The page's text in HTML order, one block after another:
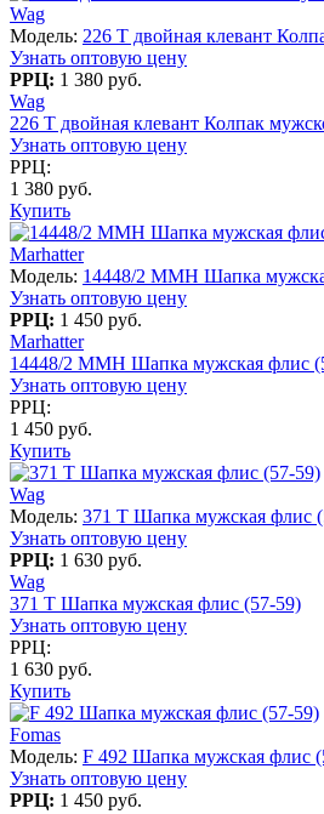
Wag
Модель: 226 T двойная клевант
Узнать оптовую цену
РРЦ: 1 380 руб.
Wag
226 T двойная клевант Колпак
Узнать оптовую цену
РРЦ:
1 380 руб.
Купить
Marhatter
Модель: 14448/2 MMH Шапка
Узнать оптовую цену
РРЦ: 1 450 руб.
Marhatter
14448/2 MMH Шапка мужская флис
Узнать оптовую цену
РРЦ:
1 450 руб.
Купить
Wag
Модель: 371 T Шапка мужская флис
Узнать оптовую цену
РРЦ: 1 630 руб.
Wag
371 T Шапка мужская флис (57-59)
Узнать оптовую цену
РРЦ:
1 630 руб.
Купить
Fomas
Модель: F 492 Шапка мужская флис
Узнать оптовую цену
РРЦ: 1 450 руб.